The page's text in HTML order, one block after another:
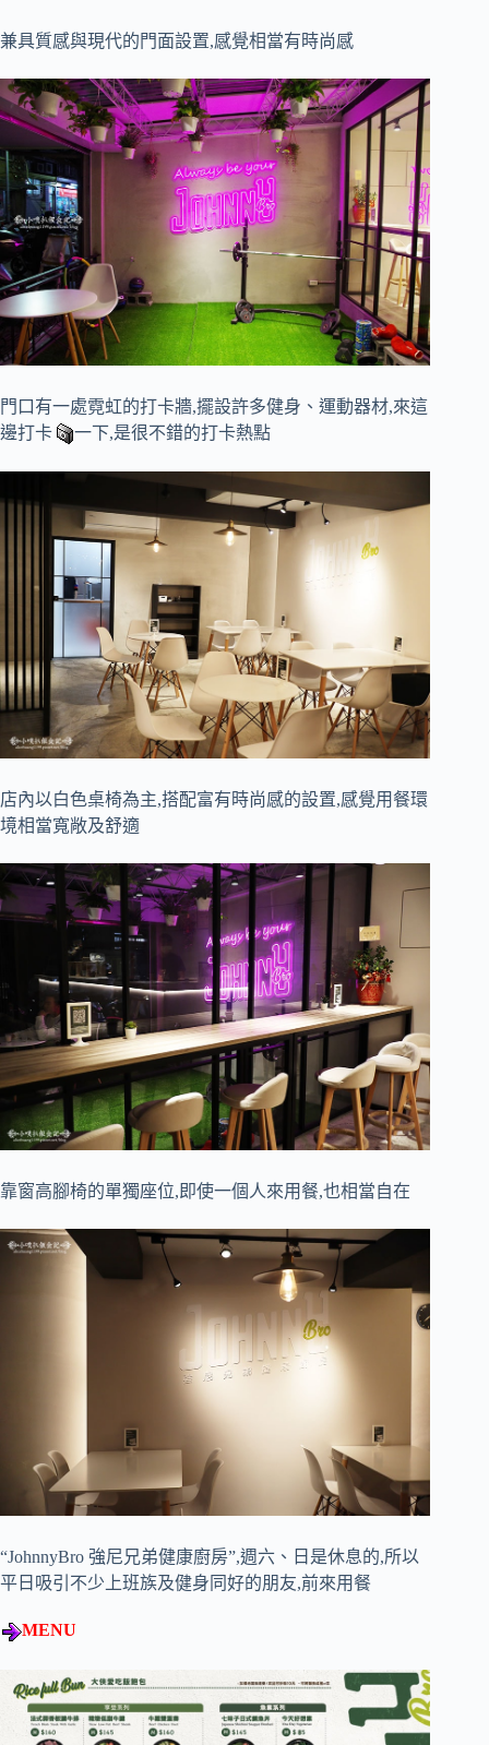
兼具質感與現代的門面設置,感覺相當有時尚感
門口有一處霓虹的打卡牆,擺設許多健身、運動器材,來這
邊打卡
一下,是很不錯的打卡熱點
店內以白色桌椅為主,搭配富有時尚感的設置,感覺用餐環
境相當寬敞及舒適
靠窗高腳椅的單獨座位,即使一個人來用餐,也相當自在
“JohnnyBro 強尼兄弟健康廚房”,週六、日是休息的,所以
平日吸引不少上班族及健身同好的朋友,前來用餐
MENU